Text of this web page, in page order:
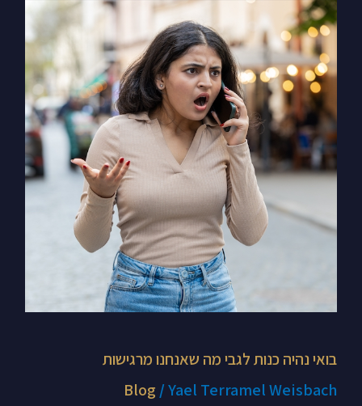
בואי נהיה כנות לגבי מה שאנחנו מרגישות
Blog /Yael Terramel Weisbach
בואי
נהיה
כנות
לגבי
מה
שאנחנו
מרגישות